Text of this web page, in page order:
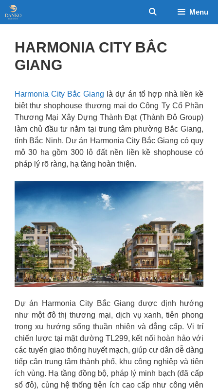
Chuyển
đến
nội
Menu
HARMONIA CITY BẮC
GIANG
Harmonia City Bắc Giang là dự án tổ hợp nhà liền kề
biệt thự shophouse thương mại do Công Ty Cổ Phần
Thương Mại Xây Dựng Thành Đạt (Thành Đô Group)
làm chủ đầu tư nằm tại trung tâm phường Bắc Giang,
tỉnh Bắc Ninh. Dự án Harmonia City Bắc Giang có quy
mô 30 ha gồm 300 lô đất nền liền kề shophouse có
pháp lý rõ ràng, hạ tầng hoàn thiện.
Dự án Harmonia City Bắc Giang được định hướng
như một đô thị thương mại, dịch vụ xanh, tiên phong
trong xu hướng sống thuần nhiên và đẳng cấp. Vị trí
chiến lược tại mặt đường TL299, kết nối hoàn hảo với
các tuyến giao thông huyết mạch, giúp cư dân dễ dàng
tiếp cận trung tâm thành phố, khu công nghiệp và tiện
ích vùng. Hạ tầng đồng bộ, pháp lý minh bạch (đã cấp
sổ đỏ), cùng hệ thống tiện ích cao cấp như công viên